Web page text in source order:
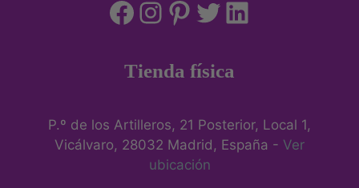
Tienda física
P.º de los Artilleros, 21 Posterior, Local 1,
Vicálvaro, 28032 Madrid, España - Ver
ubicación